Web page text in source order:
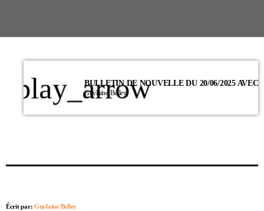
play_arrow
Guylaine Belley
Écrit par:Guylaine Belley